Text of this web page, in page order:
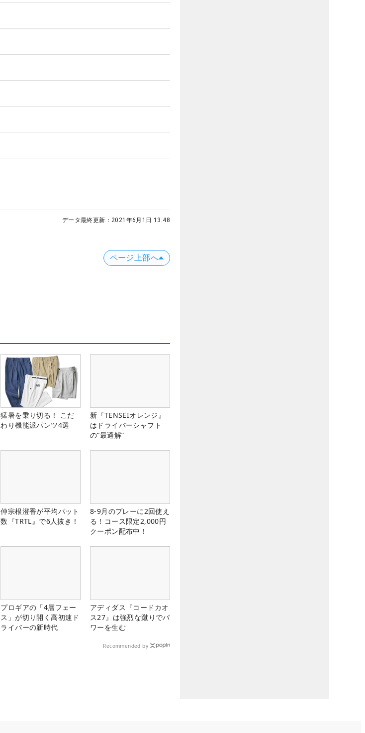
データ最終更新： 2021年6月1日 13:48
ページ上部へ
猛暑を乗り切る！ こだ
わり機能派パンツ4選
新『TENSEIオレンジ』
はドライバーシャフト
の“最適解”
仲宗根澄香が平均パット
数『TRTL』で6人抜き！
8-9月のプレーに2回使え
る！コース限定2,000円
クーポン配布中！
プロギアの「4層フェー
ス」が切り開く高初速ド
ライバーの新時代
アディダス『コードカオ
ス27』は強烈な蹴りでパ
ワーを生む
Recommended by